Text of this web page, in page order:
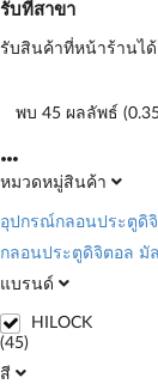
รับที่สาขา
รับสินค้าที่หน้าร้านได้
พบ 45 ผลลัพธ์
หมวดหมู่สินค้า
อุปกรณ์กลอนประตูดิ
กลอนประตูดิจิตอล มั
แบรนด์
HILOCK
(45)
สี